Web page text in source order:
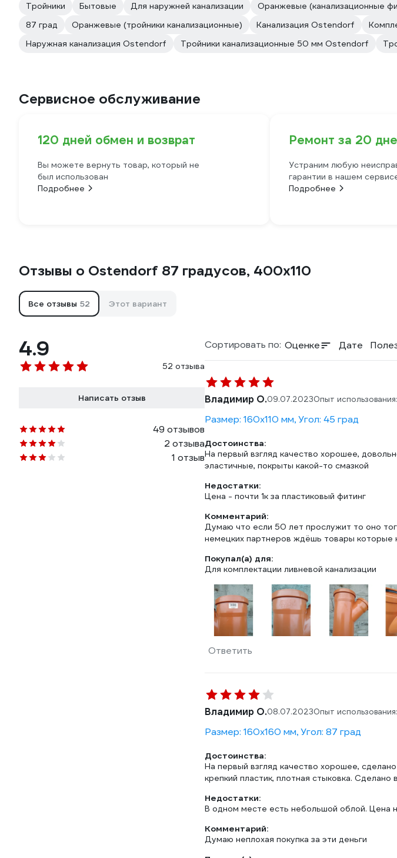
Тройники Бытовые Для наружней канализации Оранжевые (канализационные
87 град
Оранжевые (тройники канализационные) Канализация Ostendorf
Наружная канализация Ostendorf
Тройники канализационные 50 мм Ostendorf
Сервисное обслуживание
120 дней обмен и возврат
Вы можете вернуть товар, который не
был использован
Подробнее
Ремонт за 20
Устраним любую
гарантии в нашем
Подробнее
Отзывы о Ostendorf 87 градусов, 400х110
Все отзывы 52 Этот вариант
4.9
52 отзыва
Написать отзыв
49 отзывов
2 отзыва
1 отзыв
Сортировать по: Оценке Дате
Владимир О.09.07.2023Опыт
Размер: 160х110 мм, Угол: 45 град
Достоинства:
На первый взгляд качество хорошее,
эластичные, покрыты какой-то смазкой
Недостатки:
Цена - почти 1к за пластиковый фитинг
Комментарий:
Думаю что если 50 лет прослужит то оно
немецких партнеров ждёшь товары которые
Покупал(а) для:
Для комплектации ливневой канализации
Ответить
Владимир О.08.07.2023Опыт
Размер: 160х160 мм, Угол: 87 град
Достоинства:
На первый взгляд качество хорошее,
крепкий пластик, плотная стыковка. Сделано
Недостатки:
В одном месте есть небольшой облой. Цена
Комментарий:
Думаю неплохая покупка за эти деньги